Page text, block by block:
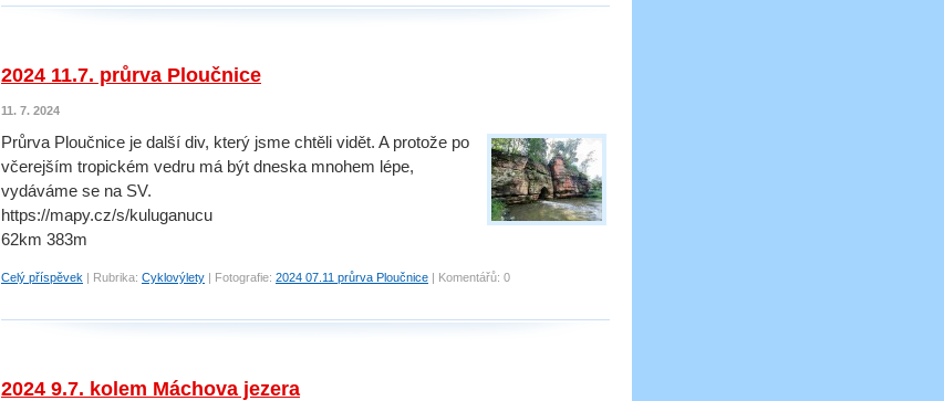
2024 11.7. průrva Ploučnice
11. 7. 2024
Průrva Ploučnice je další div, který jsme chtěli vidět. A protože po
včerejším tropickém vedru má být dneska mnohem lépe,
vydáváme se na SV.
https://mapy.cz/s/kuluganucu
62km 383m
Celý příspěvek | Rubrika: Cyklovýlety | Fotografie: 2024 07.11 průrva Ploučnice | Komentářů: 0
2024 9.7. kolem Máchova jezera